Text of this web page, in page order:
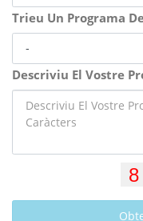
Trieu Un Programa
Descriviu El Vostre